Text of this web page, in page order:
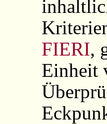
FIERI,
Einheit